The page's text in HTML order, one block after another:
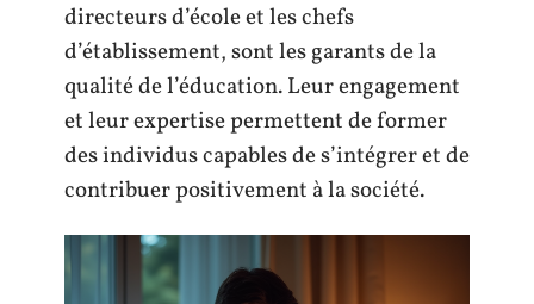
directeurs d’école et les chefs
d’établissement, sont les garants de la
qualité de l’éducation. Leur engagement
et leur expertise permettent de former
des individus capables de s’intégrer et de
contribuer positivement à la société.